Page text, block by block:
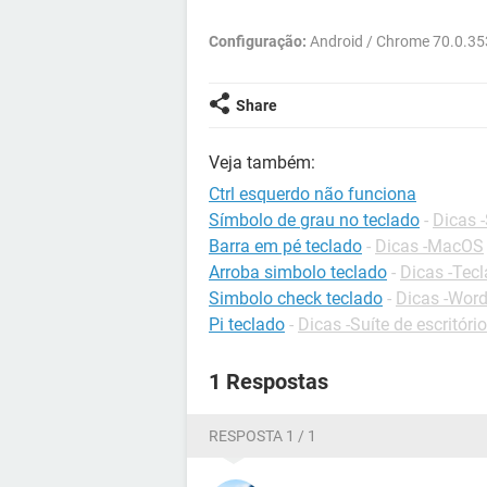
Configuração: Android / Chrome
Share
Veja também:
Ctrl esquerdo não funciona
Símbolo de grau no teclado - Dicas
Barra em pé teclado - Dicas -MacOS
Arroba simbolo teclado - Dicas -
Simbolo check teclado - Dicas -Word
Pi teclado - Dicas -Suíte de escritório
1 Respostas
RESPOSTA 1 / 1